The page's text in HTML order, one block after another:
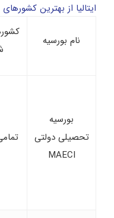
ایتالیا از بهترین
نام بورسیه
بورسیه
تحصیلی دولتی
MAECI